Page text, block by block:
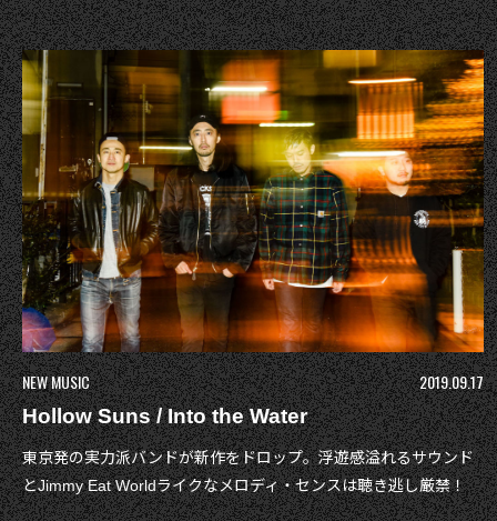
NEW MUSIC
2019.09.17
Hollow Suns / Into the Water
東京発の実力派バンドが新作をドロップ。浮遊感溢れるサウンド
とJimmy Eat Worldライクなメロディ・センスは聴き逃し厳禁！